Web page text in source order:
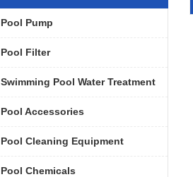
Pool Pump
Pool Filter
Swimming Pool Water Treatment
Pool Accessories
Pool Cleaning Equipment
Pool Chemicals